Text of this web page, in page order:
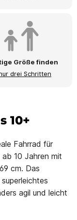
Größe finden
drei Schritten
10+
Fahrrad für
ab 10 Jahren mit
cm. Das
agil und leicht